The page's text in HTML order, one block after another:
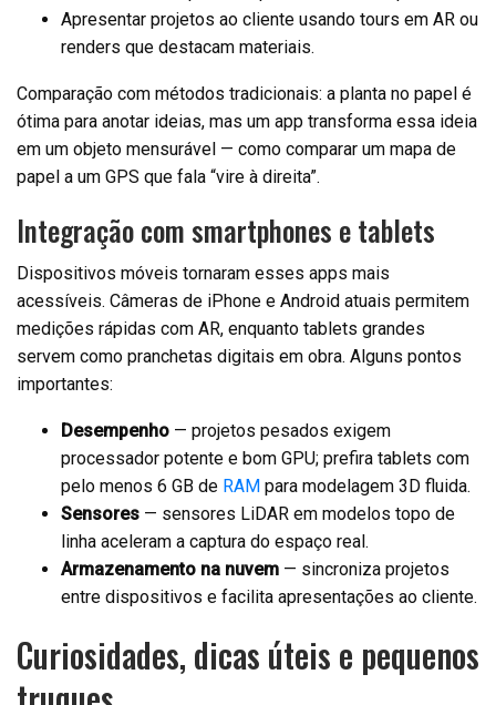
Apresentar projetos ao cliente usando tours em AR ou
renders que destacam materiais.
Comparação com métodos tradicionais: a planta no papel é
ótima para anotar ideias, mas um app transforma essa ideia
em um objeto mensurável — como comparar um mapa de
papel a um GPS que fala “vire à direita”.
Integração com smartphones e tablets
Dispositivos móveis tornaram esses apps mais
acessíveis. Câmeras de iPhone e Android atuais permitem
medições rápidas com AR, enquanto tablets grandes
servem como pranchetas digitais em obra. Alguns pontos
importantes:
Desempenho — projetos pesados exigem
processador potente e bom GPU; prefira tablets com
pelo menos 6 GB de RAM para modelagem 3D fluida.
Sensores — sensores LiDAR em modelos topo de
linha aceleram a captura do espaço real.
Armazenamento na nuvem — sincroniza projetos
entre dispositivos e facilita apresentações ao cliente.
Curiosidades, dicas úteis e pequenos